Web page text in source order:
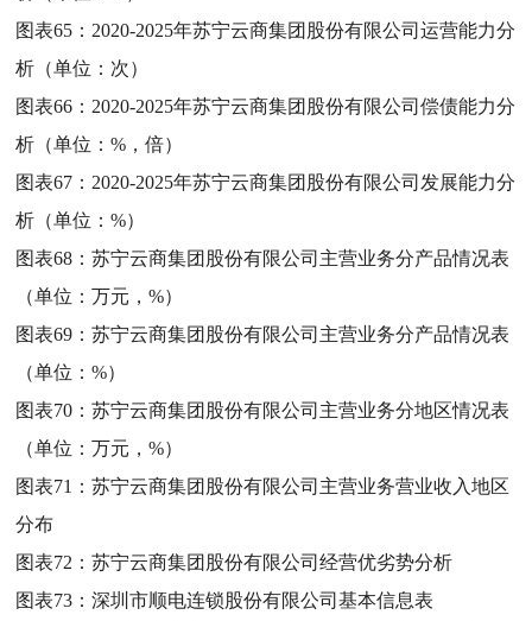
图表65： 2020-2025年苏宁云商集团股份有限公司运营能力分
析（单位：次）
图表66： 2020-2025年苏宁云商集团股份有限公司偿债能力分
析（单位：%，倍）
图表67： 2020-2025年苏宁云商集团股份有限公司发展能力分
析（单位：%）
图表68：苏宁云商集团股份有限公司主营业务分产品情况表
（单位：万元，%）
图表69：苏宁云商集团股份有限公司主营业务分产品情况表
（单位：%）
图表70：苏宁云商集团股份有限公司主营业务分地区情况表
（单位：万元，%）
图表71：苏宁云商集团股份有限公司主营业务营业收入地区
分布
图表72：苏宁云商集团股份有限公司经营优劣势分析
图表73：深圳市顺电连锁股份有限公司基本信息表